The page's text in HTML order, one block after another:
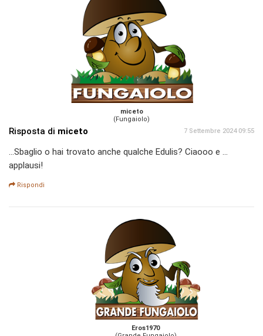
miceto
(Fungaiolo)
Risposta di miceto 7 Settembre 2024 09:55
...Sbaglio o hai trovato anche qualche Edulis? Ciaooo e ...
applausi!
Rispondi
Eros1970